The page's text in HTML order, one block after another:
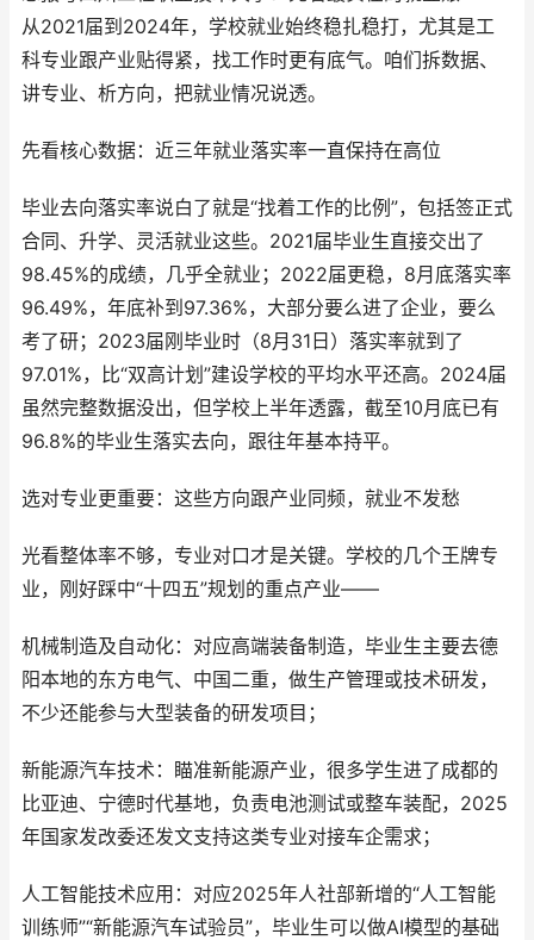
从2021届到2024年，学校就业始终稳扎稳打，尤其是工
科专业跟产业贴得紧，找工作时更有底气。咱们拆数据、
讲专业、析方向，把就业情况说透。
先看核心数据：近三年就业落实率一直保持在高位
毕业去向落实率说白了就是“找着工作的比例”，包括签正式
合同、升学、灵活就业这些。2021届毕业生直接交出了
98.45%的成绩，几乎全就业；2022届更稳，8月底落实率
96.49%，年底补到97.36%，大部分要么进了企业，要么
考了研；2023届刚毕业时（8月31日）落实率就到了
97.01%，比“双高计划”建设学校的平均水平还高。2024届
虽然完整数据没出，但学校上半年透露，截至10月底已有
96.8%的毕业生落实去向，跟往年基本持平。
选对专业更重要：这些方向跟产业同频，就业不发愁
光看整体率不够，专业对口才是关键。学校的几个王牌专
业，刚好踩中“十四五”规划的重点产业——
机械制造及自动化：对应高端装备制造，毕业生主要去德
阳本地的东方电气、中国二重，做生产管理或技术研发，
不少还能参与大型装备的研发项目；
新能源汽车技术：瞄准新能源产业，很多学生进了成都的
比亚迪、宁德时代基地，负责电池测试或整车装配，2025
年国家发改委还发文支持这类专业对接车企需求；
人工智能技术应用：对应2025年人社部新增的“人工智能
训练师”“新能源汽车试验员”，毕业生可以做AI模型的基础